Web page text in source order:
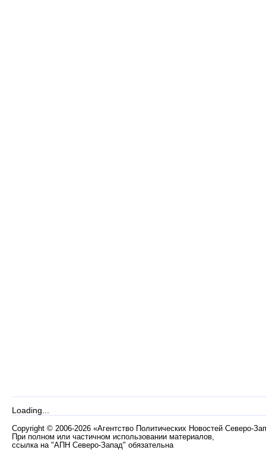
Loading...
Copyright © 2006-2026 «Агентство Политических Новостей Северо-
При полном или частичном использовании материалов,
ссылка на "АПН Северо-Запад" обязательна